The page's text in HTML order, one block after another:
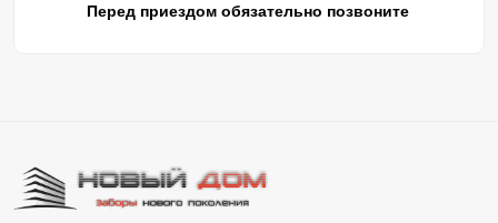
Перед приездом обязательно позвоните